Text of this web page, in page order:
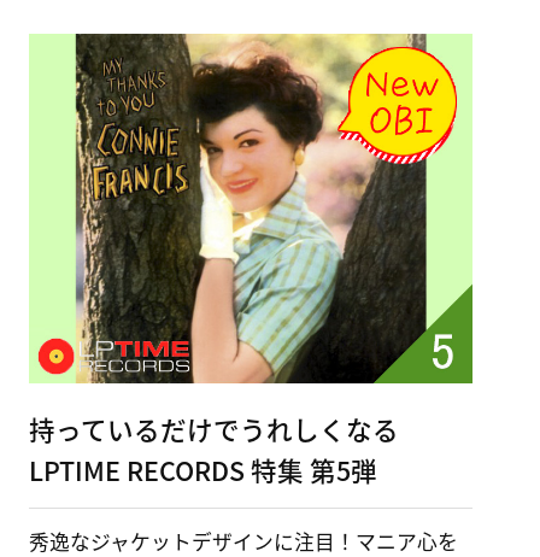
持っているだけでうれしくなる
LPTIME RECORDS 特集 第5弾
秀逸なジャケットデザインに注目！マニア心を